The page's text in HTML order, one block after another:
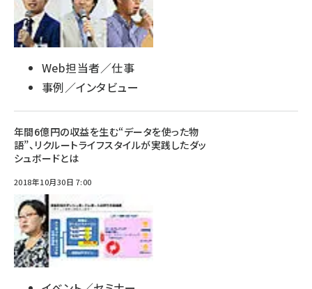
Web担当者／仕事
事例／インタビュー
年間6億円の収益を生む“データを使った物
語”、リクルートライフスタイルが実践したダッ
シュボードとは
2018年10月30日 7:00